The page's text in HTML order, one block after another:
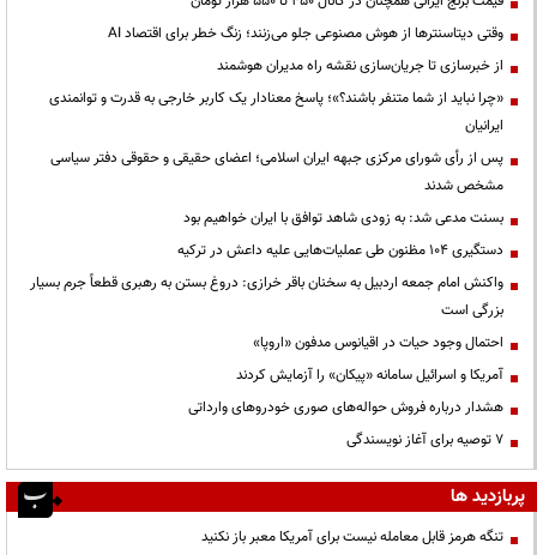
وقتی دیتاسنترها از هوش مصنوعی جلو می‌زنند؛ زنگ خطر برای اقتصاد AI
از خبرسازی تا جریان‌سازی نقشه راه مدیران هوشمند
«چرا نباید از شما متنفر باشند؟»؛ پاسخ معنادار یک کاربر خارجی به قدرت و توانمندی
ایرانیان
پس از رأی شورای مرکزی جبهه ایران اسلامی؛ اعضای حقیقی و حقوقی دفتر سیاسی
مشخص شدند
بسنت مدعی شد: به زودی شاهد توافق با ایران خواهیم بود
دستگیری ۱۰۴ مظنون طی عملیات‌هایی علیه داعش در ترکیه
واکنش امام جمعه اردبیل به سخنان باقر خرازی: دروغ بستن به رهبری قطعاً جرم بسیار
بزرگی است
احتمال وجود حیات در اقیانوس مدفون «اروپا»
آمریکا و اسرائیل سامانه «پیکان» را آزمایش کردند
هشدار درباره فروش حواله‌های صوری خودروهای وارداتی
۷ توصیه برای آغاز نویسندگی
پربازدید ها
تنگه هرمز قابل معامله نیست برای آمریکا معبر باز نکنید